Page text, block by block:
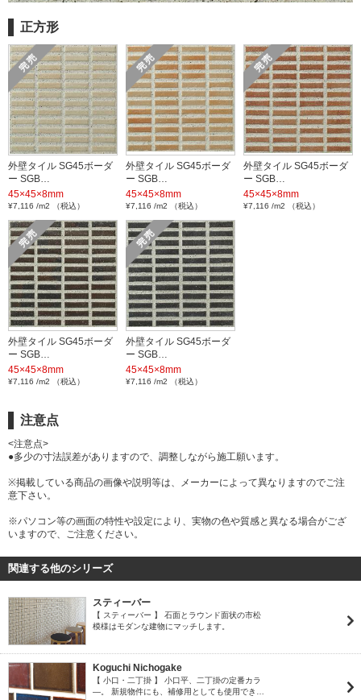
正方形
外壁タイル SG45ボーダ
ー SGB…
45×45×8mm
¥7,116 /m2 （税込）
外壁タイル SG45ボーダ
ー SGB…
45×45×8mm
¥7,116 /m2 （税込）
外壁タイル SG45ボーダ
ー SGB…
45×45×8mm
¥7,116 /m2 （税込）
外壁タイル SG45ボーダ
ー SGB…
45×45×8mm
¥7,116 /m2 （税込）
外壁タイル SG45ボーダ
ー SGB…
45×45×8mm
¥7,116 /m2 （税込）
注意点
<注意点>
●多少の寸法誤差がありますので、調整しながら施工願います。
※掲載している商品の画像や説明等は、メーカーによって異なりますのでご注
意下さい。
※パソコン等の画面の特性や設定により、実物の色や質感と異なる場合がござ
いますので、ご注意ください。
関連する他のシリーズ
スティーバー
【 スティーバー 】 石面とラウンド面状の市松
模様はモダンな建物にマッチします。
Koguchi Nichogake
【 小口・二丁掛 】 小口平、二丁掛の定番カラ
―。 新規物件にも、補修用としても使用でき…